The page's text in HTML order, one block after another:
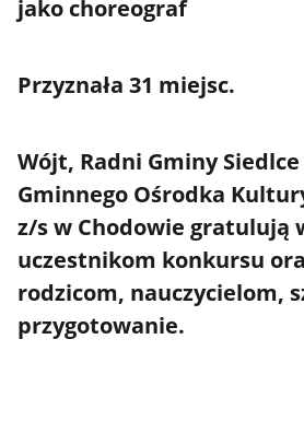
jako choreograf
Przyznała 31 miejsc.
Wójt, Radni Gminy
Gminnego Ośrodka
z/s w Chodowie gratulują
uczestnikom konkursu
rodzicom, nauczycielom,
przygotowanie.